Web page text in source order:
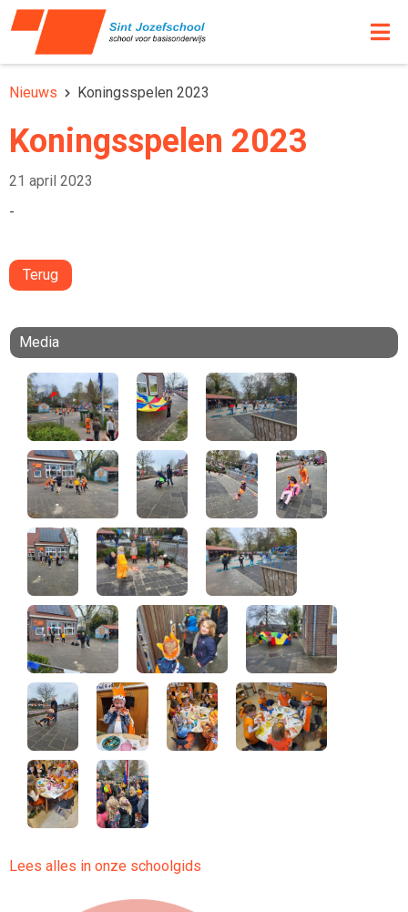
Nieuws Koningsspelen 2023
Koningsspelen 2023
21 april 2023
-
Terug
Media
Lees alles in onze schoolgids